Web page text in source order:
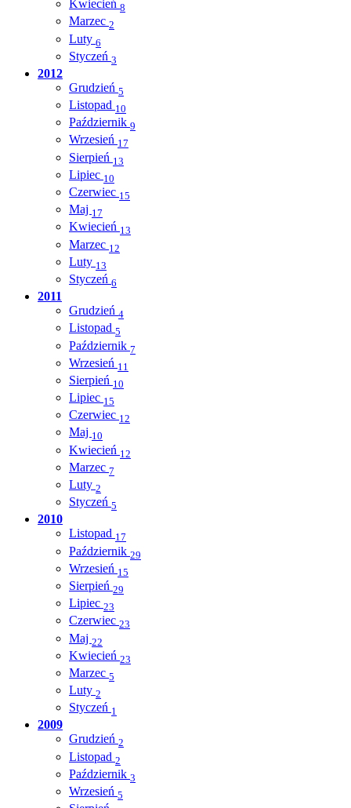
Kwiecień 8
Marzec 2
Luty 6
Styczeń 3
2012
Grudzień 5
Listopad 10
Październik 9
Wrzesień 17
Sierpień 13
Lipiec 10
Czerwiec 15
Maj 17
Kwiecień 13
Marzec 12
Luty 13
Styczeń 6
2011
Grudzień 4
Listopad 5
Październik 7
Wrzesień 11
Sierpień 10
Lipiec 15
Czerwiec 12
Maj 10
Kwiecień 12
Marzec 7
Luty 2
Styczeń 5
2010
Listopad 17
Październik 29
Wrzesień 15
Sierpień 29
Lipiec 23
Czerwiec 23
Maj 22
Kwiecień 23
Marzec 5
Luty 2
Styczeń 1
2009
Grudzień 2
Listopad 2
Październik 3
Wrzesień 5